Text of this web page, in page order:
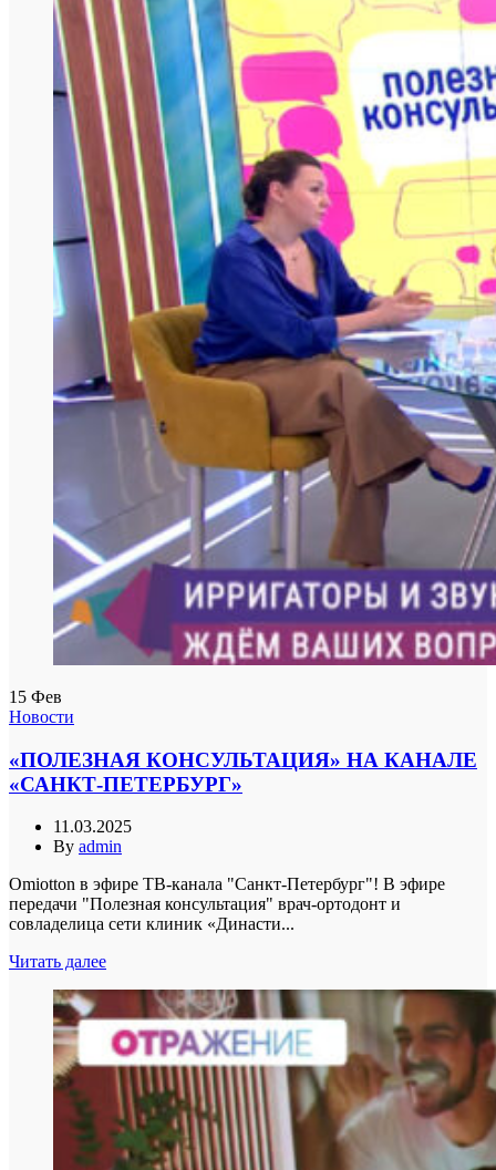
15 Фев
Новости
«ПОЛЕЗНАЯ КОНСУЛЬТАЦИЯ» НА КАНАЛЕ
«САНКТ-ПЕТЕРБУРГ»
11.03.2025
By admin
Omiotton в эфире ТВ-канала "Санкт-Петербург"! В эфире
передачи "Полезная консультация" врач-ортодонт и
совладелица сети клиник «Династи...
Читать далее